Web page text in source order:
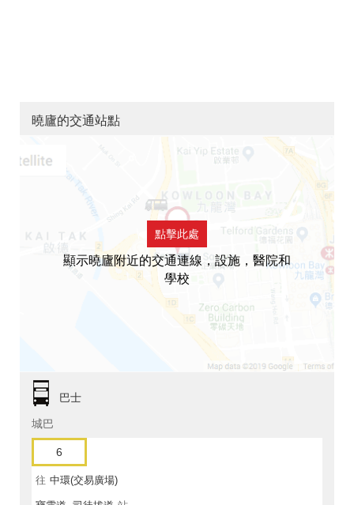
曉廬的交通站點
點擊此處
顯示曉廬附近的交通連線，設施，醫院和
學校
巴士
城巴
6
往 中環(交易廣場)